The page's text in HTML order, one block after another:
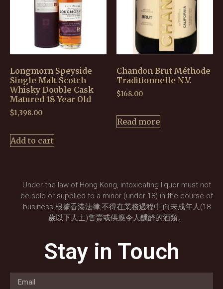
Longmorn Speyside
Single Malt Scotch
Whisky Double Cask
Matured 18 Year Old
$1,398.00
Add to cart
Chandon Brut Méthode
Traditionnelle N.V.
$168.00
Read more
Under the law of Hong Kong, intoxicating liquor must not
be sold or supplied to a minor (under 18) in the course of
business.根據香港法律,不得在業務過程中,向未成年人(18
歲以下人士)售賣或供應令人醺醉的酒類。
Stay in Touch